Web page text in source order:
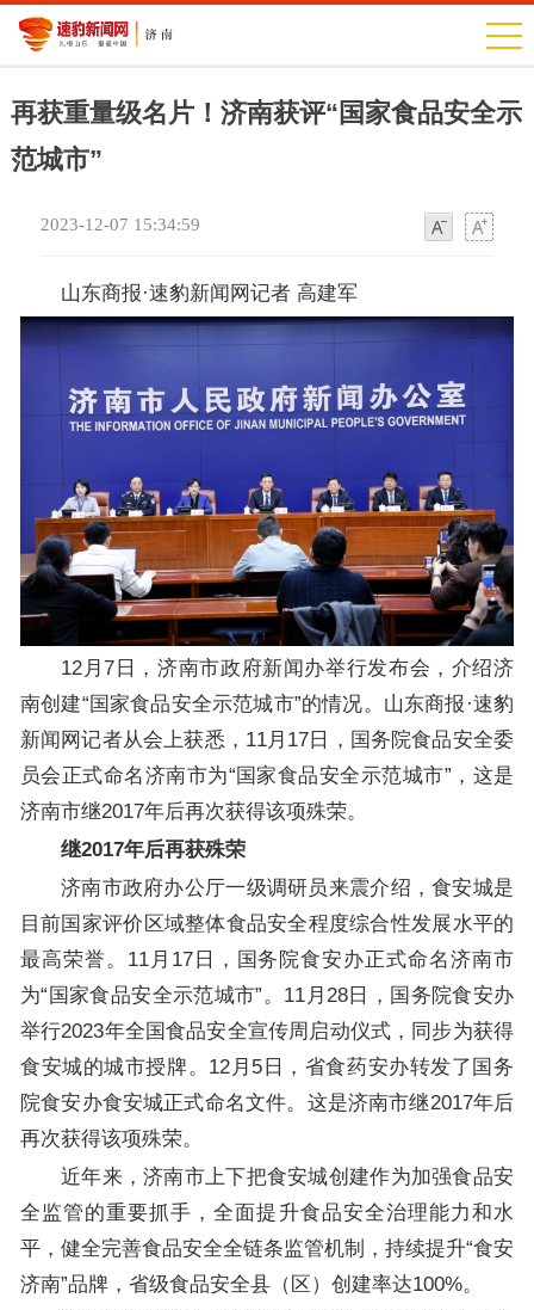
再获重量级名片！济南获评“国家食品安全示
范城市”
2023-12-07 15:34:59
山东商报·速豹新闻网记者 高建军
12月7日，济南市政府新闻办举行发布会，介绍济
南创建“国家食品安全示范城市”的情况。山东商报·速豹
新闻网记者从会上获悉，11月17日，国务院食品安全委
员会正式命名济南市为“国家食品安全示范城市”，这是
济南市继2017年后再次获得该项殊荣。
继2017年后再获殊荣
济南市政府办公厅一级调研员来震介绍，食安城是
目前国家评价区域整体食品安全程度综合性发展水平的
最高荣誉。11月17日，国务院食安办正式命名济南市
为“国家食品安全示范城市”。11月28日，国务院食安办
举行2023年全国食品安全宣传周启动仪式，同步为获得
食安城的城市授牌。12月5日，省食药安办转发了国务
院食安办食安城正式命名文件。这是济南市继2017年后
再次获得该项殊荣。
近年来，济南市上下把食安城创建作为加强食品安
全监管的重要抓手，全面提升食品安全治理能力和水
平，健全完善食品安全全链条监管机制，持续提升“食安
济南”品牌，省级食品安全县（区）创建率达100%。